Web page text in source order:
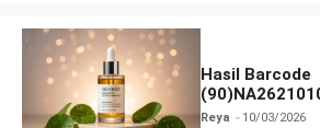
Hasil Barcode
dan Izin BPOM
Reya 10/03/2026